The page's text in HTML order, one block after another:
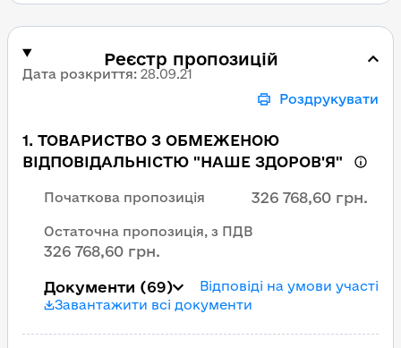
Реєстр пропозицій
Дата розкриття: 28.09.21
Роздрукувати
1. ТОВАРИСТВО З ОБМЕЖЕНОЮ
ВІДПОВІДАЛЬНІСТЮ "НАШЕ ЗДОРОВ'Я"
Початкова пропозиція 326 768,60 грн.
Остаточна пропозиція, з ПДВ
326 768,60 грн.
Документи (69)
Відповіді на умови участі
Завантажити всі документи